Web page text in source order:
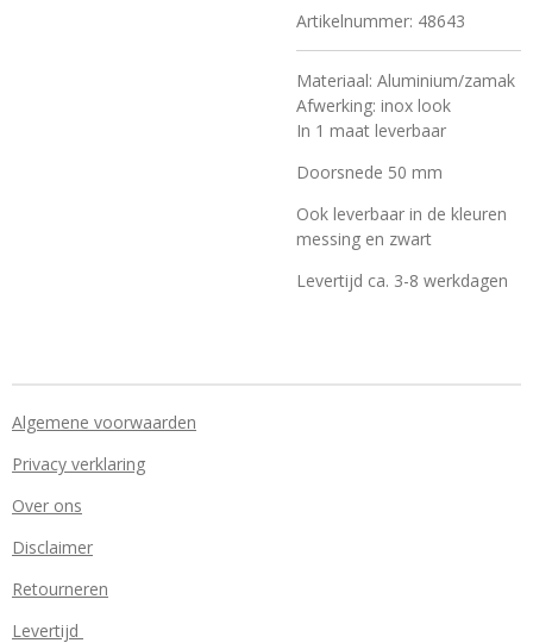
Artikelnummer: 48643
Materiaal: Aluminium/zamak
Afwerking: inox look
In 1 maat leverbaar
Doorsnede 50 mm
Ook leverbaar in de kleuren
messing en zwart
Levertijd ca. 3-8 werkdagen
Algemene voorwaarden
Privacy verklaring
Over ons
Disclaimer
Retourneren
Levertijd